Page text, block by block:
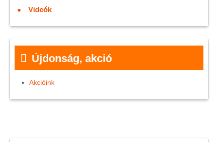
Videók
Újdonság, akció
Akcióink